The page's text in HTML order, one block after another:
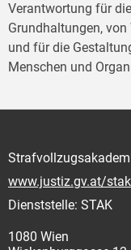
Verantwortung für
Grundhaltungen,
und für die
Menschen und
www.justiz.gv.at/stak
Dienststelle: STAK
1080 Wien